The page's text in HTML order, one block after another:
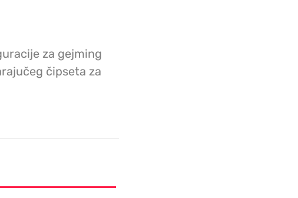
za gejming
čipseta za